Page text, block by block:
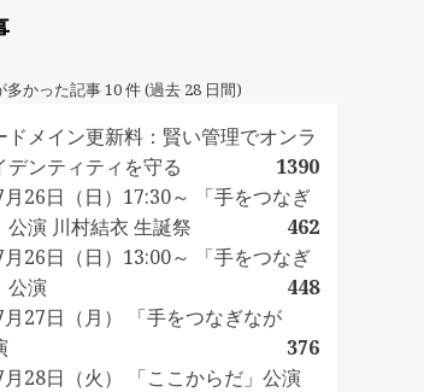
多かった記事 10 件 (過去 28 日間)
ドメイン更新料：賢い管理でオンラ
デンティティを守る
1390
26日（日）17:30～ 「手をつなぎ
公演 川村結衣 生誕祭
462
26日（日）13:00～ 「手をつなぎ
公演
448
27日（月） 「手をつなぎなが
376
28日（火） 「ここからだ」公演